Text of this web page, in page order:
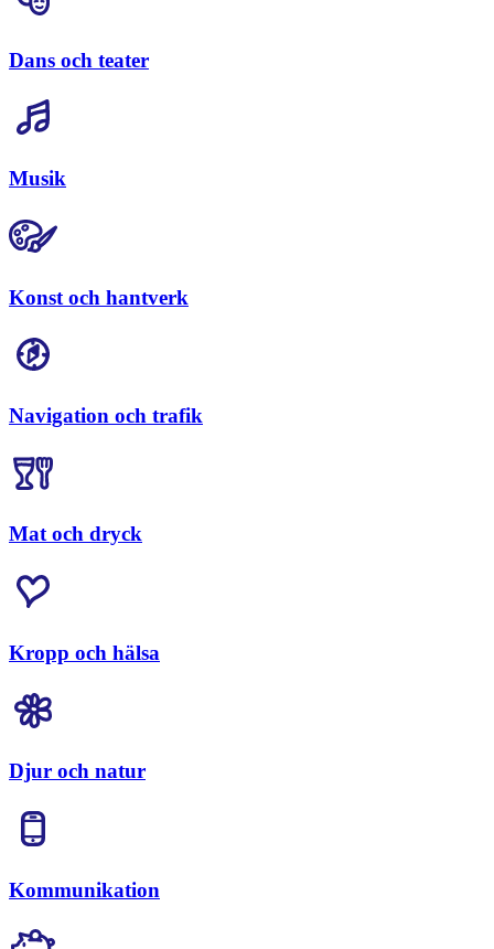
Dans och teater
Musik
Konst och hantverk
Navigation och trafik
Mat och dryck
Kropp och hälsa
Djur och natur
Kommunikation